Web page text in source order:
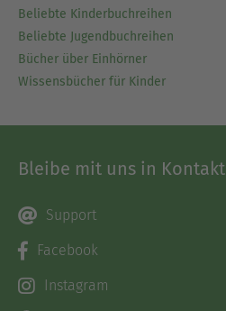
Beliebte Kinderbuchreihen
Beliebte Jugendbuchreihen
Bücher über Einhörner
Wissensbücher für Kinder
Bleibe mit uns in Kontakt
Support
Facebook
Instagram